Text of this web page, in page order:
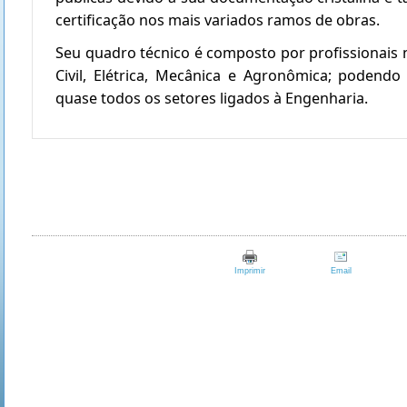
certificação nos mais variados ramos de obras.
Seu quadro técnico é composto por profissionais
Civil, Elétrica, Mecânica e Agronômica;
quase todos os setores ligados à Engenharia.
Imprimir Email